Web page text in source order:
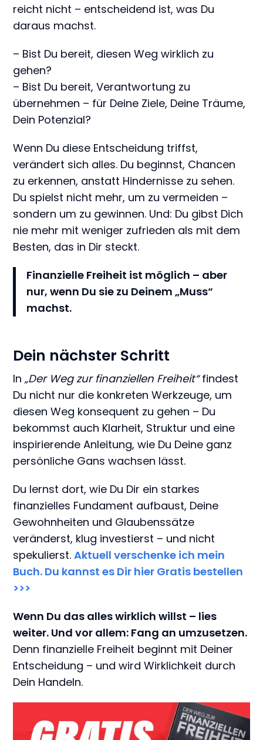
reicht nicht – entscheidend ist, was Du
daraus machst.
– Bist Du bereit, diesen Weg wirklich zu
gehen?
– Bist Du bereit, Verantwortung zu
übernehmen – für Deine Ziele, Deine Träume,
Dein Potenzial?
Wenn Du diese Entscheidung triffst,
verändert sich alles. Du beginnst, Chancen
zu erkennen, anstatt Hindernisse zu sehen.
Du spielst nicht mehr, um zu vermeiden –
sondern um zu gewinnen. Und: Du gibst Dich
nie mehr mit weniger zufrieden als mit dem
Besten, das in Dir steckt.
Finanzielle Freiheit ist möglich – aber
nur, wenn Du sie zu Deinem „Muss“
machst.
Dein nächster Schritt
In„Der Weg zur finanziellen Freiheit“findest
Du nicht nur die konkreten Werkzeuge, um
diesen Weg konsequent zu gehen – Du
bekommst auch Klarheit, Struktur und eine
inspirierende Anleitung, wie Du Deine ganz
persönliche Gans wachsen lässt.
Du lernst dort, wie Du Dir ein starkes
finanzielles Fundament aufbaust, Deine
Gewohnheiten und Glaubenssätze
veränderst, klug investierst – und nicht
spekulierst.Aktuell verschenke ich mein
Buch. Du kannst es Dir hier Gratis bestellen
>>>
Wenn Du das alles wirklich willst – lies
weiter. Und vor allem: Fang an umzusetzen.
Denn finanzielle Freiheit beginnt mit Deiner
Entscheidung – und wird Wirklichkeit durch
Dein Handeln.